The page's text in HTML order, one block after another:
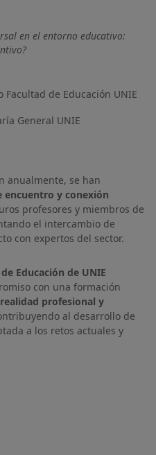
en el entorno educativo:
Facultad de Educación UNIE
General UNIE
anualmente, se han
encuentro y conexión
profesores y miembros de
el intercambio de
con expertos del sector.
Educación de UNIE
con una formación
profesional y
al desarrollo de
a los retos actuales y